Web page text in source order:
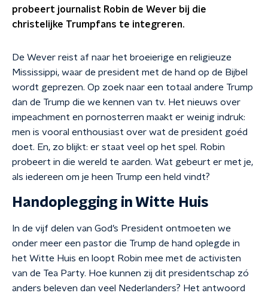
probeert journalist Robin de Wever bij die
christelijke Trumpfans te integreren.
De Wever reist af naar het broeierige en religieuze
Mississippi, waar de president met de hand op de Bijbel
wordt geprezen. Op zoek naar een totaal andere Trump
dan de Trump die we kennen van tv. Het nieuws over
impeachment en pornosterren maakt er weinig indruk:
men is vooral enthousiast over wat de president goéd
doet. En, zo blijkt: er staat veel op het spel. Robin
probeert in die wereld te aarden. Wat gebeurt er met je,
als iedereen om je heen Trump een held vindt?
Handoplegging in Witte Huis
In de vijf delen van God’s President ontmoeten we
onder meer een pastor die Trump de hand oplegde in
het Witte Huis en loopt Robin mee met de activisten
van de Tea Party. Hoe kunnen zij dit presidentschap zó
anders beleven dan veel Nederlanders? Het antwoord